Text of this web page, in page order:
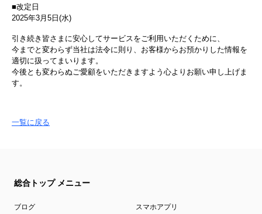
■改定日
2025年3月5日(水)
引き続き皆さまに安心してサービスをご利用いただくために、
今までと変わらず当社は法令に則り、お客様からお預かりした情報を
適切に扱ってまいります。
今後とも変わらぬご愛顧をいただきますよう心よりお願い申し上げま
す。
一覧に戻る
総合トップ メニュー
ブログ スマホアプリ